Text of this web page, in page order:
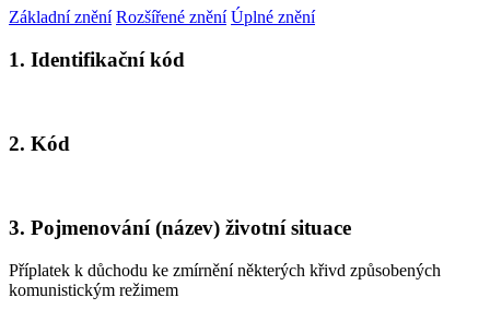
Základní znění Rozšířené znění Úplné znění
1. Identifikační kód
2. Kód
3. Pojmenování (název) životní situace
Příplatek k důchodu ke zmírnění některých křivd způsobených
komunistickým režimem